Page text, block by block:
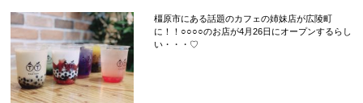
橿原市にある話題のカフェの姉妹店が広陵町
に！！○○○○のお店が4月26日にオープンするらし
い・・・♡